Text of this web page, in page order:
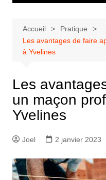
Accueil
Pratique
Les avantages de faire
à Yvelines
Les
un maçon
Yvelines
Joel 2 janvier 2023